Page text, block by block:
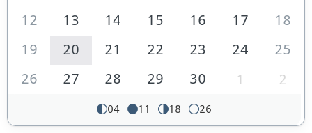
12
13 14 15 16 17
18
19
20 21 22 23 24
25
26
27 28 29 30 1 2
04 11 18 26